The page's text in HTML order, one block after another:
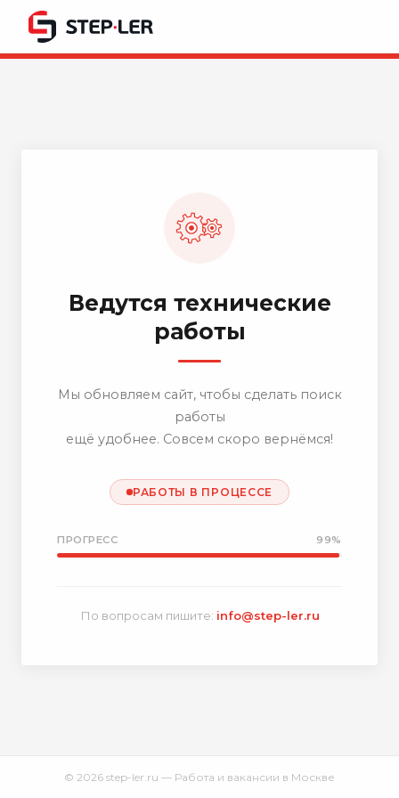
Ведутся технические
работы
Мы обновляем сайт, чтобы сделать поиск
работы
ещё удобнее. Совсем скоро вернёмся!
РАБОТЫ В ПРОЦЕССЕ
ПРОГРЕСС 99%
По вопросам пишите: info@step-ler.ru
© 2026 step-ler.ru — Работа и вакансии в Москве